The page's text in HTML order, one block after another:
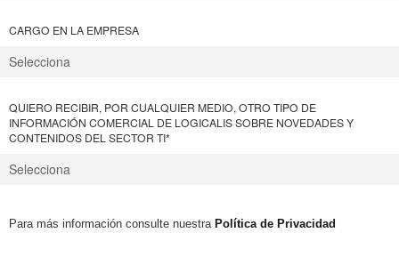
CARGO EN LA EMPRESA
QUIERO RECIBIR, POR CUALQUIER MEDIO, OTRO TIPO DE
INFORMACIÓN COMERCIAL DE LOGICALIS SOBRE NOVEDADES Y
CONTENIDOS DEL SECTOR TI*
Para más información consulte nuestraPolítica de Privacidad